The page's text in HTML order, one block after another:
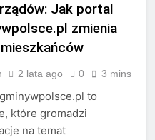
Jak portal
zmienia
2 lata ago 0 3 mins
to
które gromadzi
na temat